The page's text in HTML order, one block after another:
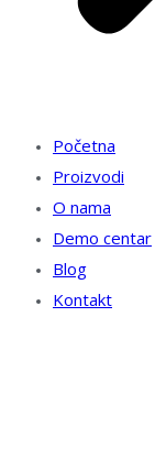
Početna
Proizvodi
O nama
Demo centar
Blog
Kontakt